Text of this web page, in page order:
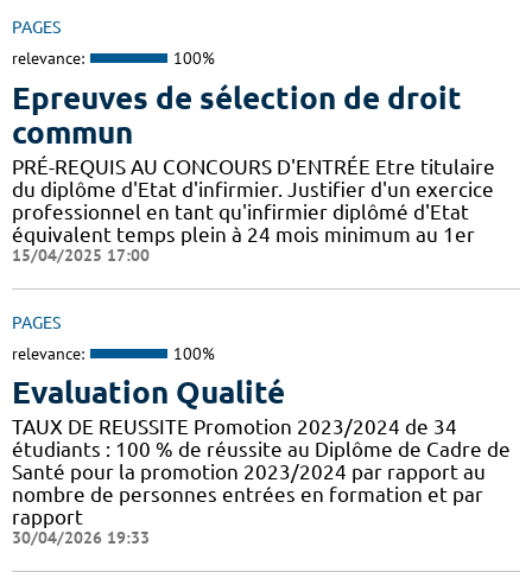
PAGES
relevance: 100%
Epreuves de sélection de droit
commun
PRÉ-REQUIS AU CONCOURS D'ENTRÉE Etre titulaire
du diplôme d'Etat d'infirmier. Justifier d'un exercice
professionnel en tant qu'infirmier diplômé d'Etat
équivalent temps plein à 24 mois minimum au 1er
15/04/2025 17:00
PAGES
relevance: 100%
Evaluation Qualité
TAUX DE REUSSITE Promotion 2023/2024 de 34
étudiants : 100 % de réussite au Diplôme de Cadre de
Santé pour la promotion 2023/2024 par rapport au
nombre de personnes entrées en formation et par
rapport
30/04/2026 19:33